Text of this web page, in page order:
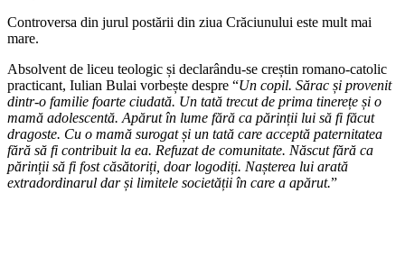
Controversa din jurul postării din ziua Crăciunului este mult mai
mare.
Absolvent de liceu teologic și declarându-se creștin romano-catolic
practicant, Iulian Bulai vorbește despre “Un copil. Sărac și provenit
dintr-o familie foarte ciudată. Un tată trecut de prima tinerețe și o
mamă adolescentă. Apărut în lume fără ca părinții lui să fi făcut
dragoste. Cu o mamă surogat și un tată care acceptă paternitatea
fără să fi contribuit la ea. Refuzat de comunitate. Născut fără ca
părinții să fi fost căsătoriți, doar logodiți. Nașterea lui arată
extradordinarul dar și limitele societății în care a apărut.”